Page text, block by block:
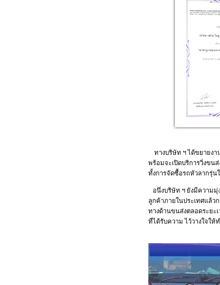
ทางบริษัท ฯ ได้ขยายงา
พร้อมจะเปิดบริการวิ่งขน
ทั้งการจัดซื้อรถหัวลากรุ่น
อนึ่งบริษัท ฯ ยังมีความมุ่
ลูกค้าภายในประเทศแล้ว
ทางด้านขนส่งตลอดระยะ
ที่ได้รับความ ไว้วางใจใ